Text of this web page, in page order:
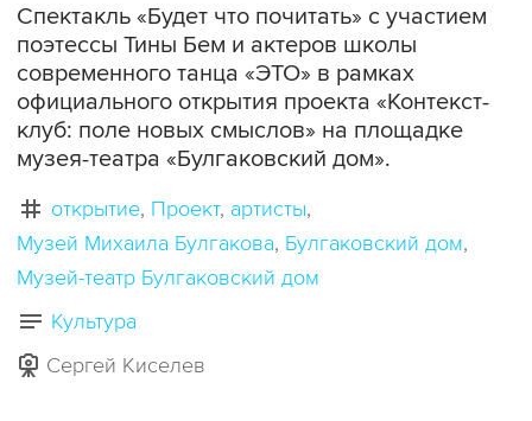
Спектакль «Будет что почитать» с участием
поэтессы Тины Бем и актеров школы
современного танца «ЭТО» в рамках
официального открытия проекта «Контекст-
клуб: поле новых смыслов» на площадке
музея-театра «Булгаковский дом».
открытие Проект артисты
Музей Михаила Булгакова Булгаковский дом
Музей-театр Булгаковский дом
Культура
Сергей Киселев